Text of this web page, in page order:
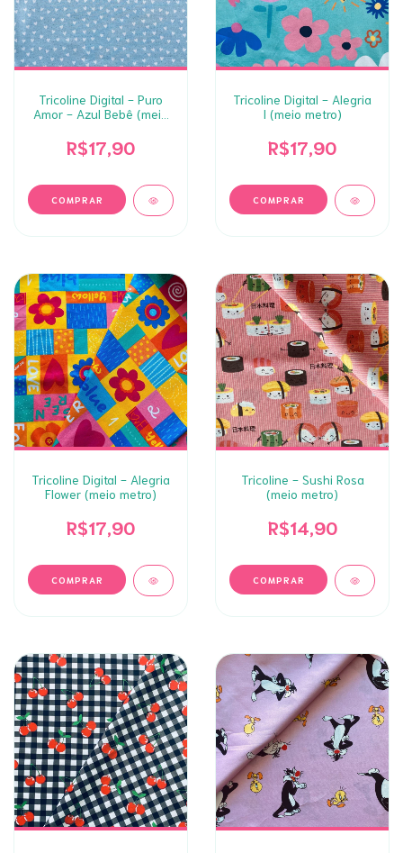
Tricoline Digital - Puro
Amor - Azul Bebê (meio
R$17,90
Tricoline Digital - Alegria
I (meio metro)
R$17,90
Tricoline Digital - Alegria
Flower (meio metro)
R$17,90
Tricoline - Sushi Rosa
(meio metro)
R$14,90